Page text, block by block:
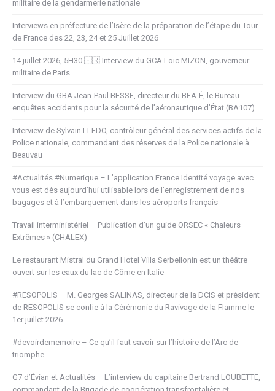
militaire de la gendarmerie nationale
Interviews en préfecture de l’Isère de la préparation de l’étape du Tour
de France des 22, 23, 24 et 25 Juillet 2026
14 juillet 2026, 5H30 🇫🇷 Interview du GCA Loïc MIZON, gouverneur
militaire de Paris
Interview du GBA Jean-Paul BESSE, directeur du BEA-É, le Bureau
enquêtes accidents pour la sécurité de l’aéronautique d’État (BA107)
Interview de Sylvain LLEDO, contrôleur général des services actifs de la
Police nationale, commandant des réserves de la Police nationale à
Beauvau
#Actualités #Numerique – L’application France Identité voyage avec
vous est dès aujourd’hui utilisable lors de l’enregistrement de nos
bagages et à l’embarquement dans les aéroports français
Travail interministériel – Publication d’un guide ORSEC « Chaleurs
Extrêmes » (CHALEX)
Le restaurant Mistral du Grand Hotel Villa Serbellonin est un théâtre
ouvert sur les eaux du lac de Côme en Italie
#RESOPOLIS – M. Georges SALINAS, directeur de la DCIS et président
de RESOPOLIS se confie à la Cérémonie du Ravivage de la Flamme le
1er juillet 2026
#devoirdememoire – Ce qu’il faut savoir sur l’histoire de l’Arc de
triomphe
G7 d’Évian et Actualités – L’interview du capitaine Bertrand LOUBETTE,